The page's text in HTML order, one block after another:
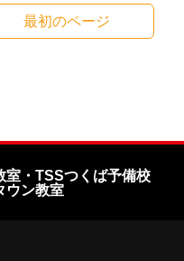
し、利用目的の範囲
用目的を超えた個人
員への教育に努めま
任命し、適正な管理
最初のページ
室 ・TSSつくば予備校
ウン教室